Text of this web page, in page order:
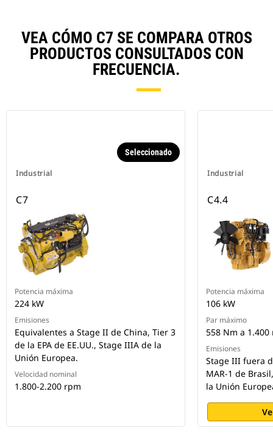
VEA CÓMO C7 SE COMPARA OTROS
PRODUCTOS CONSULTADOS CON
FRECUENCIA.
Industrial
Seleccionado
C7
Potencia máxima
224 kW
Emisiones
Equivalentes a Stage II de China, Tier 3
de la EPA de EE.UU., Stage IIIA de la
Unión Europea.
Velocidad nominal
1.800-2.200 rpm
Industrial
C4.4
Potencia máxima
106 kW
Par máximo
558 Nm a 1.400
Emisiones
Stage III fuera
MAR-1 de
la Unión